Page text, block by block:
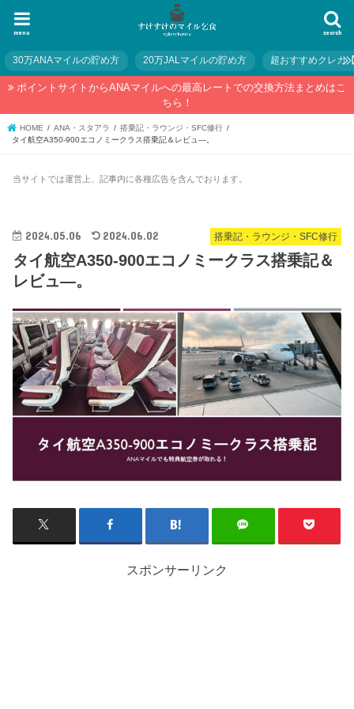
search
menu
30万ANAマイルの貯め方 20万JALマイルの貯め方 超おすすめクレカ
ポイントサイトからANAマイルへの最高レートでの交換方法まとめはこ
ちら！
HOME ANA・スタアラ
搭乗記・ラウンジ・SFC修行
タイ航空A350-900エコノミークラス搭乗記＆レビュ―。
当サイトでは運営上、記事内に各種広告を含んでおります。
搭乗記・ラウンジ・SFC修行
2024.05.06 2024.06.02
タイ航空A350-900エコノミークラス搭乗記＆
レビュ―。
スポンサーリンク